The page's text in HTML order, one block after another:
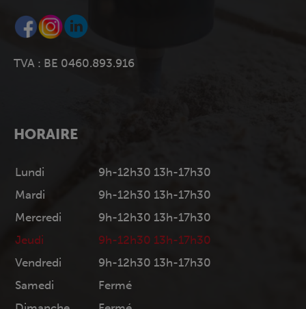
TVA : BE 0460.893.916
HORAIRE
Lundi
9h-12h30 13h-17h30
Mardi
9h-12h30 13h-17h30
Mercredi
9h-12h30 13h-17h30
Jeudi
9h-12h30 13h-17h30
Vendredi
9h-12h30 13h-17h30
Samedi
Fermé